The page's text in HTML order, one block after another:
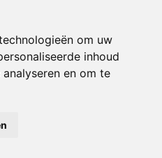
om uw
inhoud
en om te